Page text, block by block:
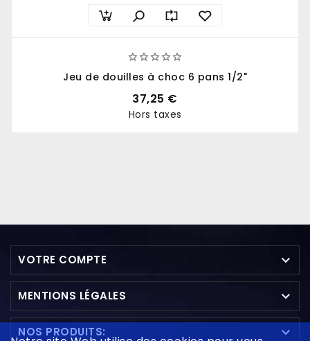

Jeu de douilles à choc 6 pans 1/2"
37,25 €
Hors taxes
VOTRE COMPTE 
MENTIONS LÉGALES 
NOS PRODUITS: 